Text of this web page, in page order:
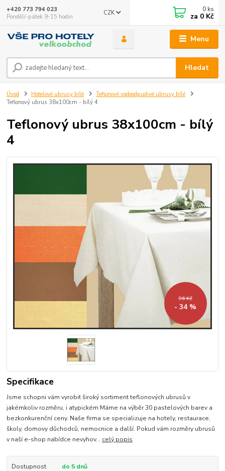
Menu
CZK
Hledat
+420 773 794 023
Pondělí-pátek 9-15 hodin
0 ks
za 0 Kč
Úvod Hotelové ubrusy bílé
Teflonové vodoodpudivé ubrusy bílé
Teflonový ubrus 38x100cm - bílý 4
Teflonový ubrus 38x100cm - bílý
4
96 Kč
- 34 %
Specifikace
Jsme schopni vám vyrobit široký sortiment teflonových ubrusů v
jakémkoliv rozměru, i atypickém Máme na výběr 30 pastelových barev a
bezkonkurenční ceny. Naše firma se specializuje na hotely, restaurace,
školy, domovy důchodců, nemocnice a další. Pokud vám rozměry ubrusů
v naší e-shop nabídce nevyhov... celý popis
Dostupnost do 5 dnů